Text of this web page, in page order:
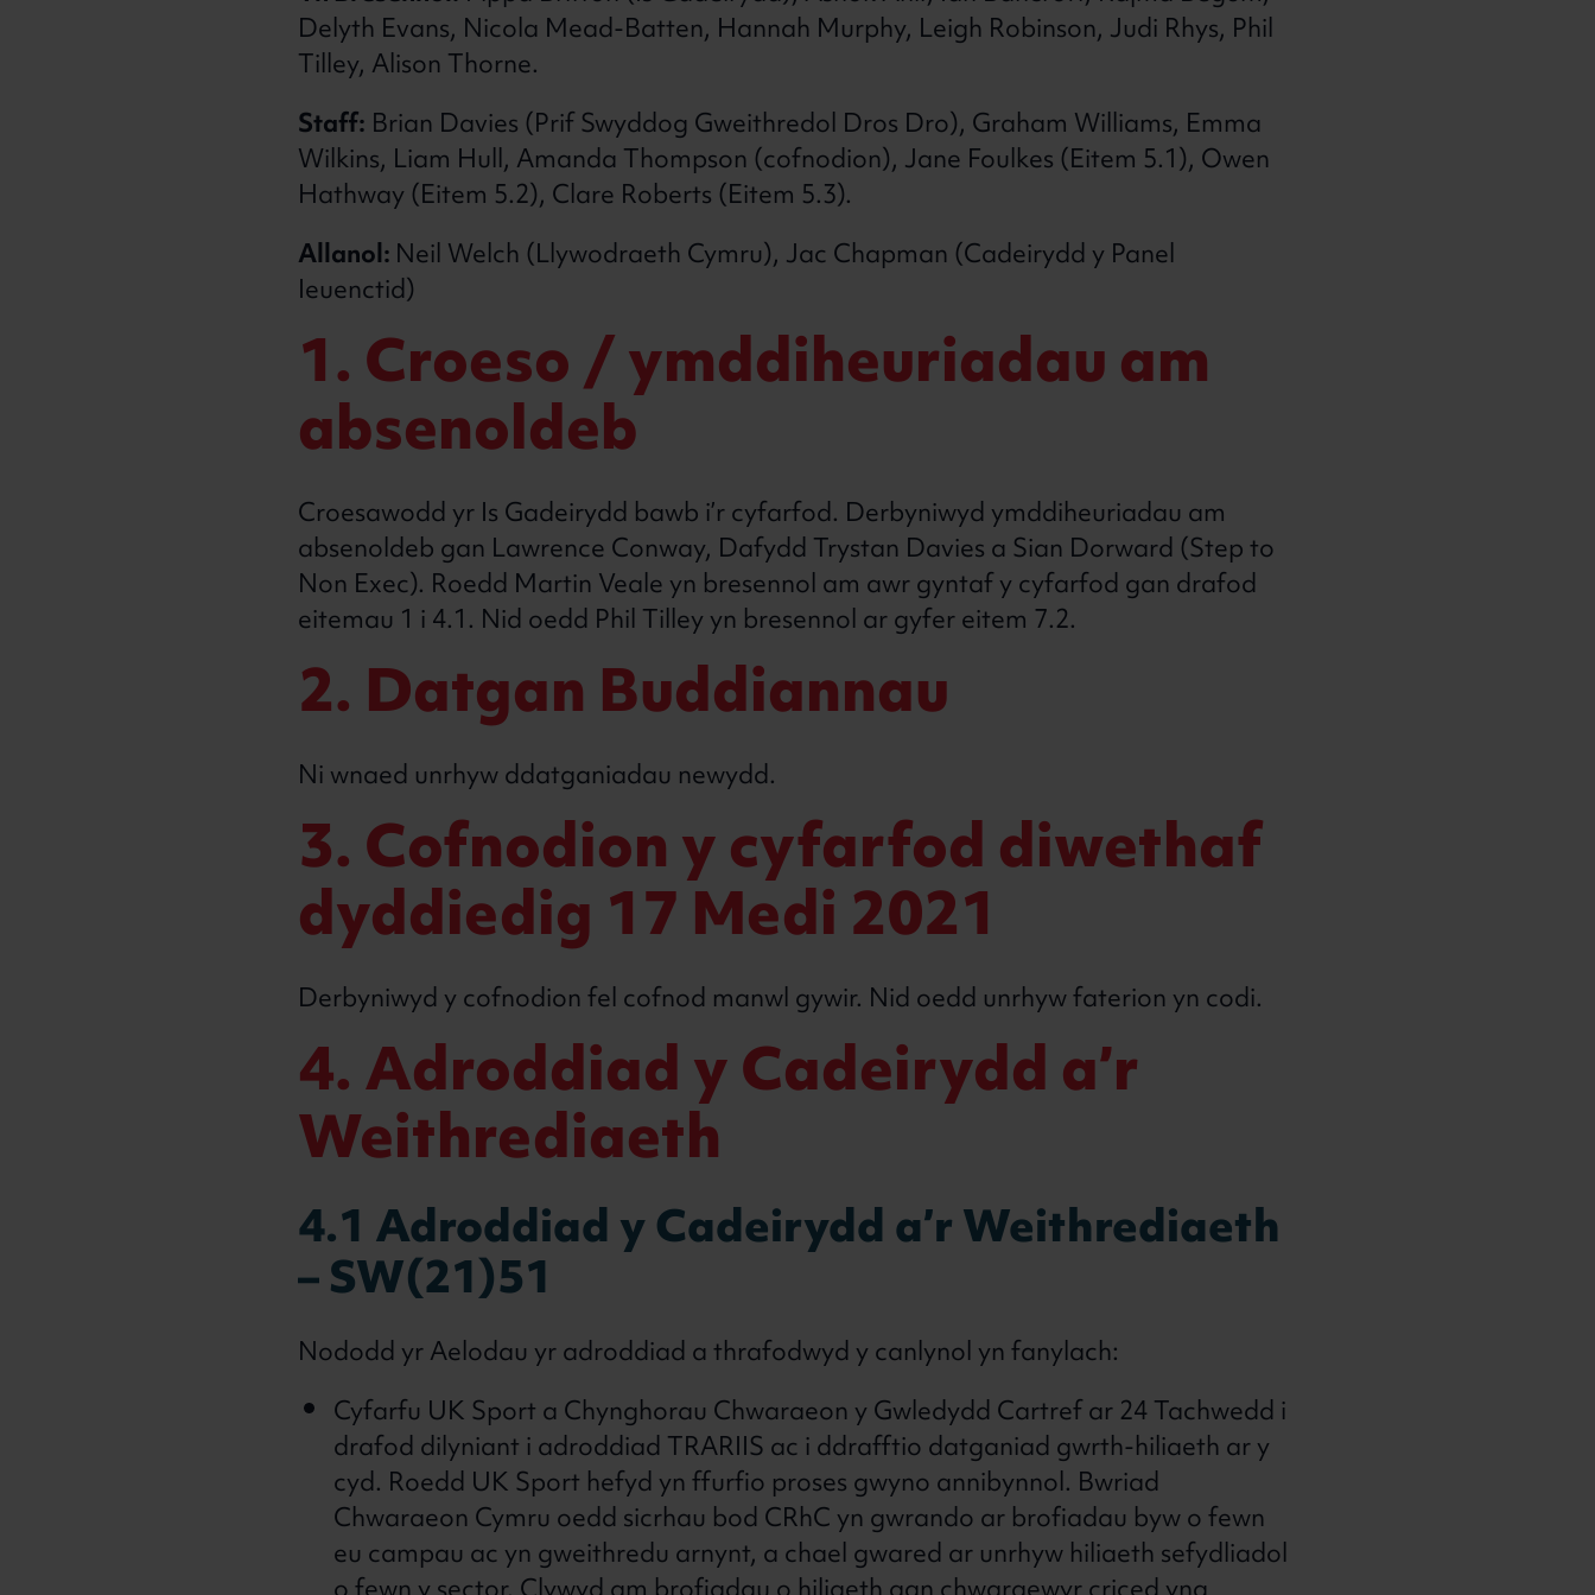
Delyth Evans, Nicola Mead-Batten, Hannah Murphy, Leigh Robinson, Judi Rhys, Phil
Tilley, Alison Thorne.
Staff:Brian Davies (Prif Swyddog Gweithredol Dros Dro), Graham Williams, Emma
Wilkins, Liam Hull, Amanda Thompson (cofnodion), Jane Foulkes (Eitem 5.1), Owen
Hathway (Eitem 5.2), Clare Roberts (Eitem 5.3).
Allanol:Neil Welch (Llywodraeth Cymru), Jac Chapman (Cadeirydd y Panel
Ieuenctid)
1. Croeso / ymddiheuriadau am
absenoldeb
Croesawodd yr Is Gadeirydd bawb i’r cyfarfod. Derbyniwyd ymddiheuriadau am
absenoldeb gan Lawrence Conway, Dafydd Trystan Davies a Sian Dorward (Step to
Non Exec). Roedd Martin Veale yn bresennol am awr gyntaf y cyfarfod gan drafod
eitemau 1 i 4.1. Nid oedd Phil Tilley yn bresennol ar gyfer eitem 7.2.
2. Datgan Buddiannau
Ni wnaed unrhyw ddatganiadau newydd.
3. Cofnodion y cyfarfod diwethaf
dyddiedig 17 Medi 2021
Derbyniwyd y cofnodion fel cofnod manwl gywir. Nid oedd unrhyw faterion yn codi.
4. Adroddiad y Cadeirydd a’r
Weithrediaeth
4.1 Adroddiad y Cadeirydd a’r Weithrediaeth
– SW(21)51
Nododd yr Aelodau yr adroddiad a thrafodwyd y canlynol yn fanylach:
Cyfarfu UK Sport a Chynghorau Chwaraeon y Gwledydd Cartref ar 24 Tachwedd i
drafod dilyniant i adroddiad TRARIIS ac i ddrafftio datganiad gwrth-hiliaeth ar y
cyd. Roedd UK Sport hefyd yn ffurfio proses gwyno annibynnol. Bwriad
Chwaraeon Cymru oedd sicrhau bod CRhC yn gwrando ar brofiadau byw o fewn
eu campau ac yn gweithredu arnynt, a chael gwared ar unrhyw hiliaeth sefydliadol